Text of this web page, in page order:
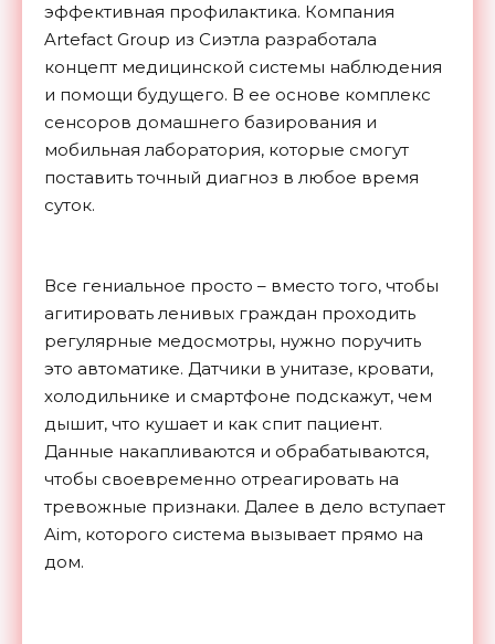
эффективная профилактика. Компания
Artefact Group из Сиэтла разработала
концепт медицинской системы наблюдения
и помощи будущего. В ее основе комплекс
сенсоров домашнего базирования и
мобильная лаборатория, которые смогут
поставить точный диагноз в любое время
суток.
Все гениальное просто – вместо того, чтобы
агитировать ленивых граждан проходить
регулярные медосмотры, нужно поручить
это автоматике. Датчики в унитазе, кровати,
холодильнике и смартфоне подскажут, чем
дышит, что кушает и как спит пациент.
Данные накапливаются и обрабатываются,
чтобы своевременно отреагировать на
тревожные признаки. Далее в дело вступает
Aim, которого система вызывает прямо на
дом.